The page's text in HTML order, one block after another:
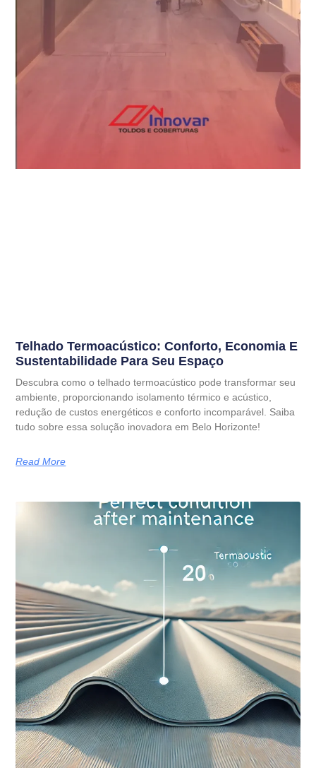
Telhado Termoacústico: Conforto, Economia E
Sustentabilidade Para Seu Espaço
Descubra como o telhado termoacústico pode transformar seu
ambiente, proporcionando isolamento térmico e acústico,
redução de custos energéticos e conforto incomparável. Saiba
tudo sobre essa solução inovadora em Belo Horizonte!
Read More